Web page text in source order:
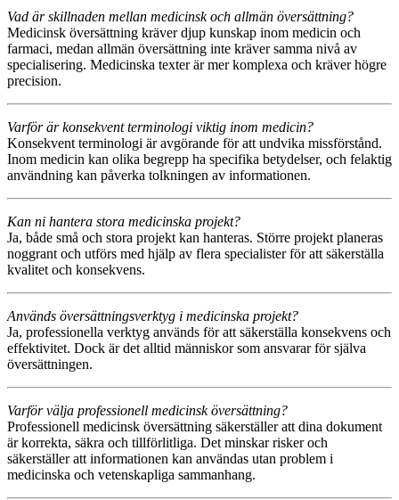
Vad är skillnaden mellan medicinsk och allmän översättning?
Medicinsk översättning kräver djup kunskap inom medicin och
farmaci, medan allmän översättning inte kräver samma nivå av
specialisering. Medicinska texter är mer komplexa och kräver högre
precision.
Varför är konsekvent terminologi viktig inom medicin?
Konsekvent terminologi är avgörande för att undvika missförstånd.
Inom medicin kan olika begrepp ha specifika betydelser, och felaktig
användning kan påverka tolkningen av informationen.
Kan ni hantera stora medicinska projekt?
Ja, både små och stora projekt kan hanteras. Större projekt planeras
noggrant och utförs med hjälp av flera specialister för att säkerställa
kvalitet och konsekvens.
Används översättningsverktyg i medicinska projekt?
Ja, professionella verktyg används för att säkerställa konsekvens och
effektivitet. Dock är det alltid människor som ansvarar för själva
översättningen.
Varför välja professionell medicinsk översättning?
Professionell medicinsk översättning säkerställer att dina dokument
är korrekta, säkra och tillförlitliga. Det minskar risker och
säkerställer att informationen kan användas utan problem i
medicinska och vetenskapliga sammanhang.